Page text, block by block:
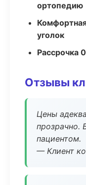
ортопедию
уголок
Рассрочка
Отзывы
Цены
прозрачно.
пациентом.
— Клиент